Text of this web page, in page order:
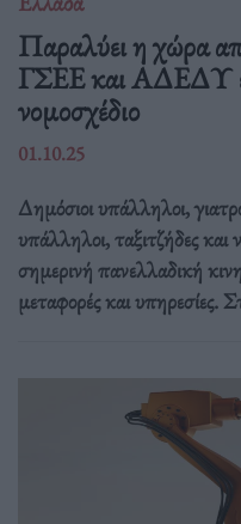
Παραλύει η χώρα
ΓΣΕΕ και ΑΔΕΔΥ
νομοσχέδιο
01.10.25
Δημόσιοι υπάλληλοι,
υπάλληλοι, ταξιτζήδες
σημερινή πανελλαδική
μεταφορές και υπηρεσίες.